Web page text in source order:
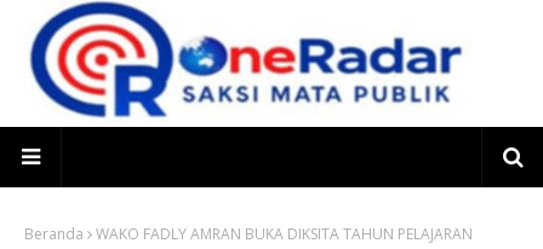
Beranda
WAKO FADLY AMRAN BUKA DIKSITA TAHUN PELAJARAN